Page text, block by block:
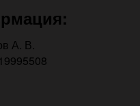
А. В.